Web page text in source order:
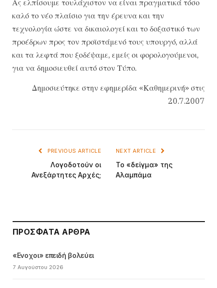
Ας ελπίσουμε τουλάχιστον να είναι πραγματικά τόσο
καλό το νέο πλαίσιο για την έρευνα και την
τεχνολογία ώστε να δικαιολογεί και το δοξαστικό των
προέδρων προς τον προϊστάμενό τους υπουργό, αλλά
και τα λεφτά που ξοδέψαμε, εμείς οι φορολογούμενοι,
για να δημοσιευθεί αυτό στον Τύπο.
Δημοσιεύτηκε στην εφημερίδα «Καθημερινή» στις
20.7.2007
PREVIOUS ARTICLE
Λογοδοτούν οι
Ανεξάρτητες Αρχές;
NEXT ARTICLE
Το «δείγμα» της
Αλαμπάμα
ΠΡΌΣΦΑΤΑ ΆΡΘΡΑ
«Ενοχοι» επειδή βολεύει
7 Αυγούστου 2026